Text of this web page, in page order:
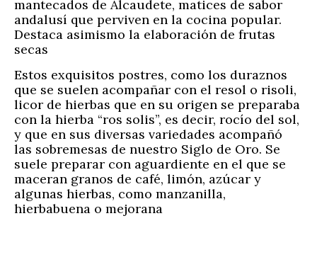
mantecados de Alcaudete, matices de sabor
andalusí que perviven en la cocina popular.
Destaca asimismo la elaboración de frutas
secas
Estos exquisitos postres, como los duraznos
que se suelen acompañar con el resol o risoli,
licor de hierbas que en su origen se preparaba
con la hierba “ros solis”, es decir, rocío del sol,
y que en sus diversas variedades acompañó
las sobremesas de nuestro Siglo de Oro. Se
suele preparar con aguardiente en el que se
maceran granos de café, limón, azúcar y
algunas hierbas, como manzanilla,
hierbabuena o mejorana